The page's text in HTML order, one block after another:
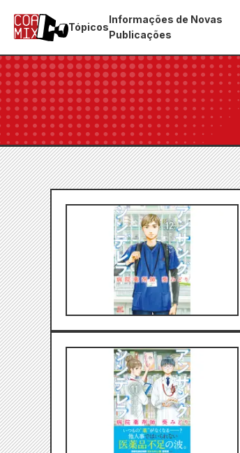
Tópicos
Informações de Novas
Publicações